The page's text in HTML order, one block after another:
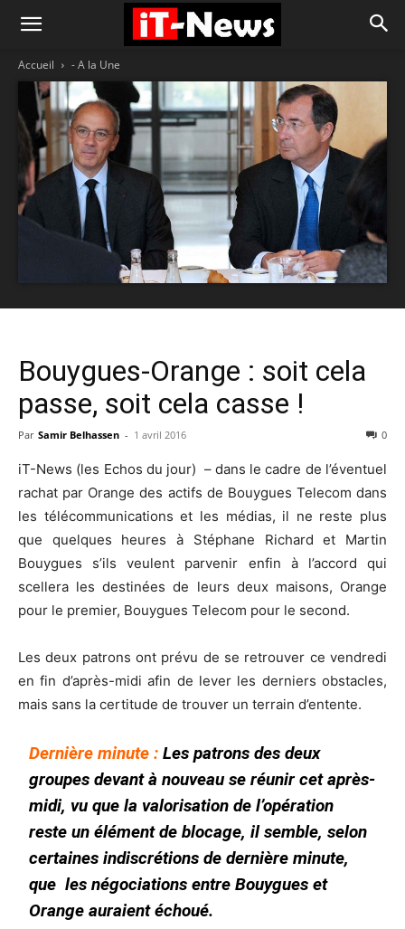
Accueil - A la Une
Bouygues-Orange : soit cela
passe, soit cela casse !
Par Samir Belhassen - 1 avril 2016 0
iT-News (les Echos du jour) – dans le cadre de l’éventuel
rachat par Orange des actifs de Bouygues Telecom dans
les télécommunications et les médias, il ne reste plus
que quelques heures à Stéphane Richard et Martin
Bouygues s’ils veulent parvenir enfin à l’accord qui
scellera les destinées de leurs deux maisons, Orange
pour le premier, Bouygues Telecom pour le second.
Les deux patrons ont prévu de se retrouver ce vendredi
en fin d’après-midi afin de lever les derniers obstacles,
mais sans la certitude de trouver un terrain d’entente.
Dernière minute :Les patrons des deux
groupes devant à nouveau se réunir cet après-
midi, vu que la valorisation de l’opération
reste un élément de blocage, il semble, selon
certaines indiscrétions de dernière minute,
que les négociations entre Bouygues et
Orange auraient échoué.